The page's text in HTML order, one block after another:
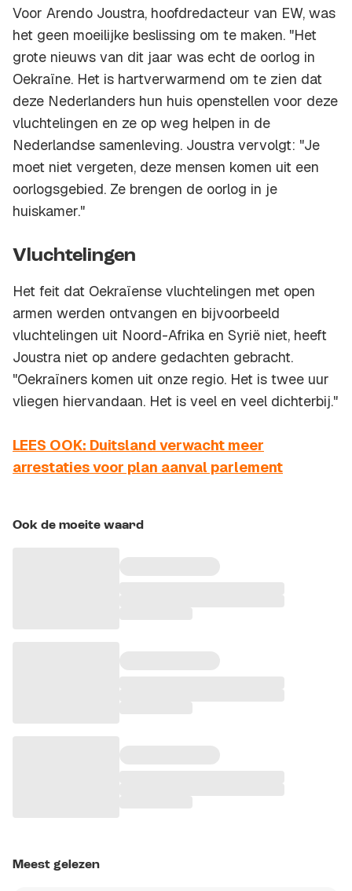
Voor Arendo Joustra, hoofdredacteur van EW, was
het geen moeilijke beslissing om te maken. "Het
grote nieuws van dit jaar was echt de oorlog in
Oekraïne. Het is hartverwarmend om te zien dat
deze Nederlanders hun huis openstellen voor deze
vluchtelingen en ze op weg helpen in de
Nederlandse samenleving. Joustra vervolgt: "Je
moet niet vergeten, deze mensen komen uit een
oorlogsgebied. Ze brengen de oorlog in je
huiskamer."
Vluchtelingen
Het feit dat Oekraïense vluchtelingen met open
armen werden ontvangen en bijvoorbeeld
vluchtelingen uit Noord-Afrika en Syrië niet, heeft
Joustra niet op andere gedachten gebracht.
"Oekraïners komen uit onze regio. Het is twee uur
vliegen hiervandaan. Het is veel en veel dichterbij."
LEES OOK: Duitsland verwacht meer
arrestaties voor plan aanval parlement
Ook de moeite waard
Meest gelezen